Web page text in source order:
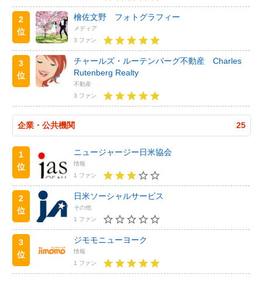
2
位
檜佐文野 フォトグラフィー
メディア
3 ファン
3
位
チャールズ・ルーテンバーグ不動産 Charles
Rutenberg Realty
不動産
3 ファン
企業・公共機関 25
1
位
ニュージャージー日米協会
情報
1 ファン
2
位
日米ソーシャルサービス
その他
1 ファン
3
位
ジモモニューヨーク
情報
1 ファン